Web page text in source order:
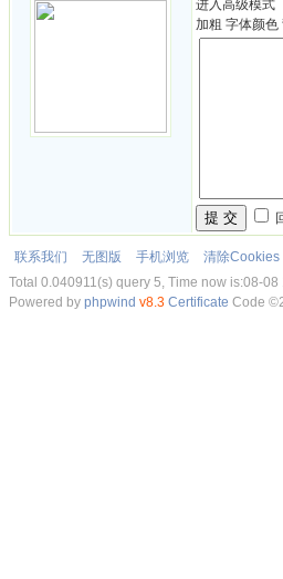
进入高级模式
加粗 字体颜色
提 交
联系我们 无图版 手机浏览 清除Cookies
Total 0.040911(s) query 5, Time now is:08-
Powered by phpwind v8.3 Certificate Code